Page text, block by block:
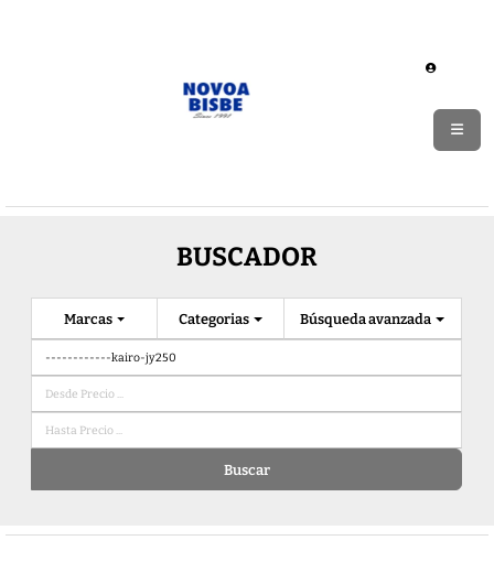
BUSCADOR
Categorias
Marcas Búsqueda avanzada
Buscar